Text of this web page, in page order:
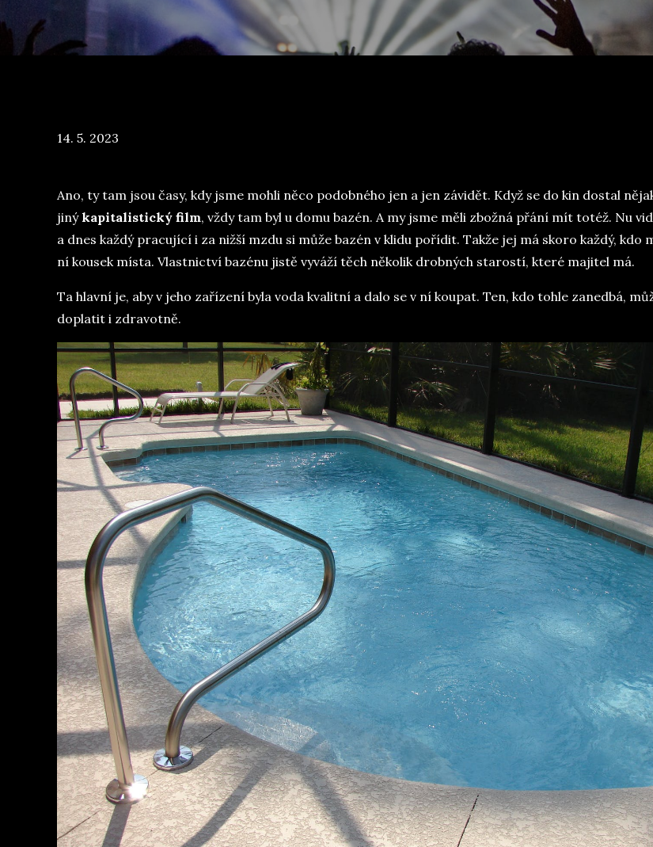
Posted
14. 5. 2023
Ano, ty tam jsou časy, kdy jsme mohli něco podobného jen a jen závidět. Když se do kin dostal
jinýkapitalistický film, vždy tam byl u domu bazén. A my jsme měli zbožná přání mít totéž. Nu
a dnes každý pracující i za nižší mzdu si může bazén v klidu pořídit. Takže jej má skoro každý, kdo
ní kousek místa. Vlastnictví bazénu jistě vyváží těch několik drobných starostí, které majitel má.
Ta hlavní je, aby v jeho zařízení byla voda kvalitní a dalo se v ní koupat. Ten, kdo tohle zanedbá,
doplatit i zdravotně.